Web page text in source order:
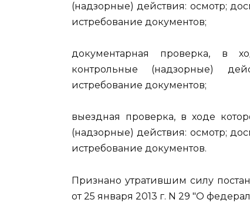
(надзорные) действия: осмотр;
истребование документов;
документарная проверка, в
контрольные (надзорные)
истребование документов;
выездная проверка, в ходе
(надзорные) действия: осмотр;
истребование документов.
Признано утратившим силу
от 25 января 2013 г. N 29 "О